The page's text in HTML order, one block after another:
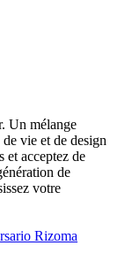
Un mélange
vie et de design
et acceptez de
de
votre
Rizoma